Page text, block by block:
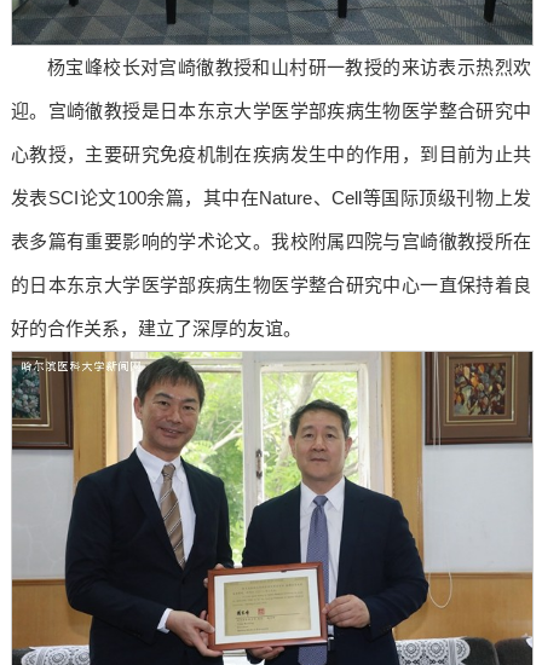
杨宝峰校长对宫崎徹教授和山村研一教授的来访表示热烈欢
迎。宫崎徹教授是日本东京大学医学部疾病生物医学整合研究中
心教授，主要研究免疫机制在疾病发生中的作用，到目前为止共
发表SCI论文100余篇，其中在Nature、Cell等国际顶级刊物上发
表多篇有重要影响的学术论文。我校附属四院与宫崎徹教授所在
的日本东京大学医学部疾病生物医学整合研究中心一直保持着良
好的合作关系，建立了深厚的友谊。